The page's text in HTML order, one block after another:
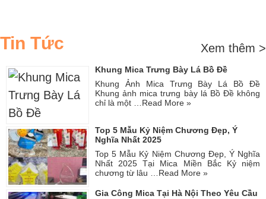
Tin Tức Xem thêm >
Khung Mica Trưng Bày Lá Bồ Đề
Khung Ảnh Mica Trưng Bày Lá Bồ Đề
Khung ảnh mica trưng bày lá Bồ Đề không
chỉ là một … Read More »
Top 5 Mẫu Kỷ Niệm Chương Đẹp, Ý
Nghĩa Nhất 2025
Top 5 Mẫu Kỷ Niệm Chương Đẹp, Ý Nghĩa
Nhất 2025 Tại Mica Miền Bắc Kỷ niệm
chương từ lâu … Read More »
Gia Công Mica Tại Hà Nội Theo Yêu Cầu